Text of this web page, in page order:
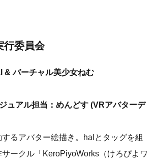
行委員会
& バーチャル美少女ねむ
ュアル担当：めんどす (VRアバターデ
するアバター絵描き。halとタッグを組
ークル「KeroPiyoWorks（けろぴよワ